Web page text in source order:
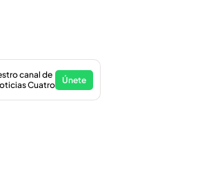
canal de
Cuatro
Únete